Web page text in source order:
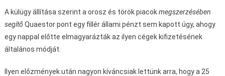
A külügy állítása szerint a orosz és török piacokmegszerzésében
segítőQuaestor pont egy fillér állami pénzt sem kapott úgy, ahogy
egy nappal előtte elmagyarázták az ilyen cégek kifizetésének
általános módját.
Ilyen előzmények után nagyon kíváncsiak lettünk arra, hogy a 25